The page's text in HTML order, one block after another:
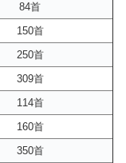
84首
150首
250首
309首
114首
160首
350首